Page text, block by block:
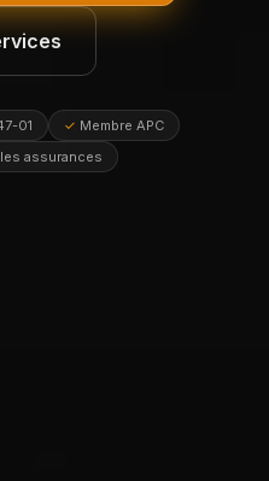
01 ✓ Membre APC
assurances